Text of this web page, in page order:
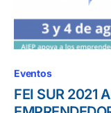
Eventos
FEI SUR 2021